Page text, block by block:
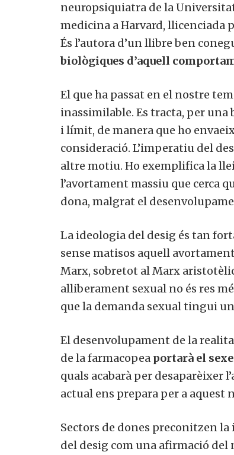
neuropsiquiatra de la
medicina a Harvard, llicenciada
És l’autora d’un llibre ben
biològiques d’aquell
El que ha passat en el nostre
inassimilable. Es tracta, per una
i límit, de manera que ho
consideració. L’imperatiu del
altre motiu. Ho exemplifica la llei
l’avortament massiu que cerca
dona, malgrat el
La ideologia del desig és tan
sense matisos aquell
Marx, sobretot al Marx
alliberament sexual no és res
que la demanda sexual tingui
El desenvolupament de la
de la farmacopeaportarà el sexe
quals acabarà per desaparèixer
actual ens prepara per a aquest
Sectors de dones preconitzen
del desig com una afirmació